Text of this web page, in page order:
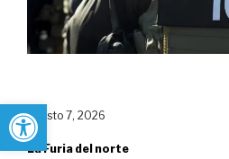
Abrir barra de herramientas
agosto 7, 2026
La Furia del norte